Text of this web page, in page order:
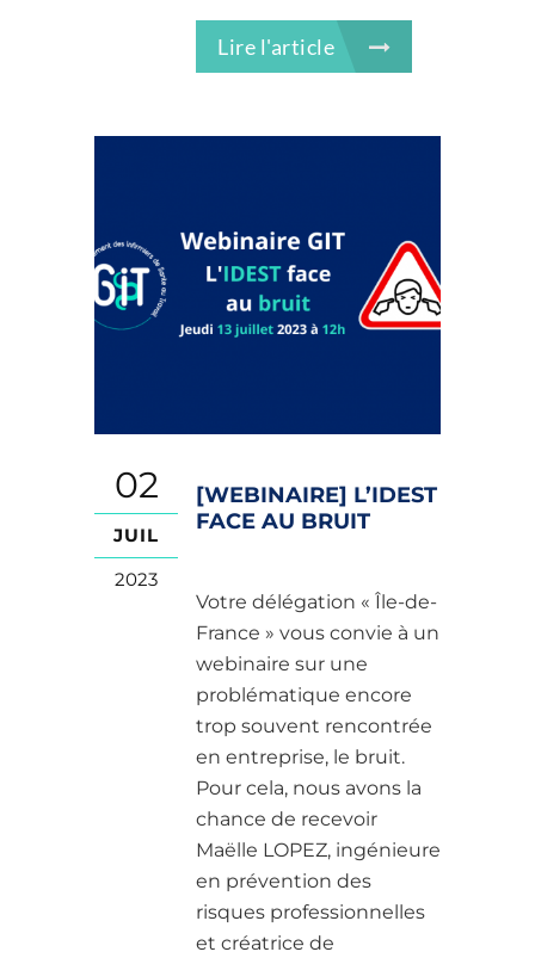
Lire l'article
02
JUIL
2023
[WEBINAIRE] L’IDEST
FACE AU BRUIT
Votre délégation « Île-de-
France » vous convie à un
webinaire sur une
problématique encore
trop souvent rencontrée
en entreprise, le bruit.
Pour cela, nous avons la
chance de recevoir
Maëlle LOPEZ, ingénieure
en prévention des
risques professionnelles
et créatrice de